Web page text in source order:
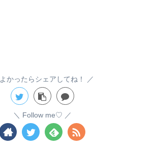
よかったらシェアしてね！
Follow me♡